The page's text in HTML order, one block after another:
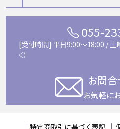
055-
[受付時間] 平日9:00〜18:00 / 土
く）
お問合
お気軽に
特定商取引に基づく表記